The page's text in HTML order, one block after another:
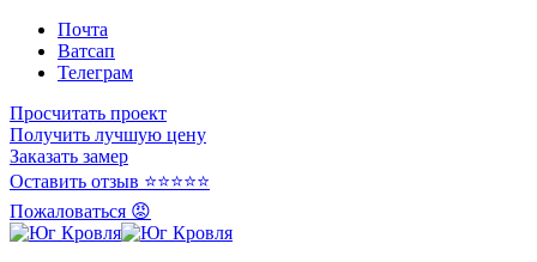
Почта
Ватсап
Телеграм
Просчитать проект
Получить лучшую цену
Заказать замер
Оставить отзыв ⭐⭐⭐⭐⭐
Пожаловаться 😡